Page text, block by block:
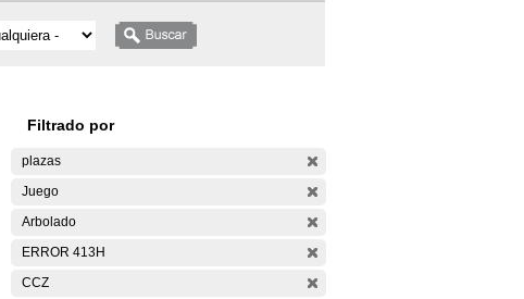
Filtrado por
plazas
Juego
Arbolado
ERROR 413H
CCZ